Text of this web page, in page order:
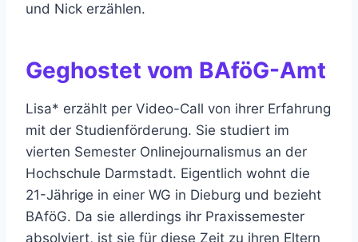
und Nick erzählen.
Geghostet vom BAföG-Amt
Lisa* erzählt per Video-Call von ihrer Erfahrung
mit der Studienförderung. Sie studiert im
vierten Semester Onlinejournalismus an der
Hochschule Darmstadt. Eigentlich wohnt die
21-Jährige in einer WG in Dieburg und bezieht
BAföG. Da sie allerdings ihr Praxissemester
absolviert, ist sie für diese Zeit zu ihren Eltern